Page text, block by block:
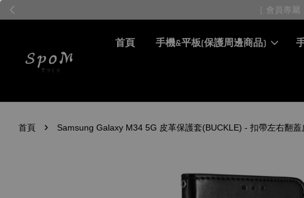
［ 會
首頁 手機&平板(保護周邊商品)
首頁 › Samsung Galaxy M34 5G 皮革保護套(BUCKLE) - 扣帶左右翻蓋